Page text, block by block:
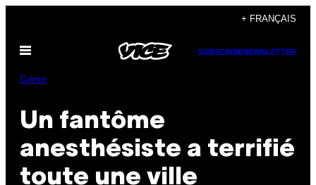
content
+ FRANÇAIS
Open
SUBSCRIBENEWSLETTER
Crime
Un fantôme
anesthésiste a terrifié
toute une ville